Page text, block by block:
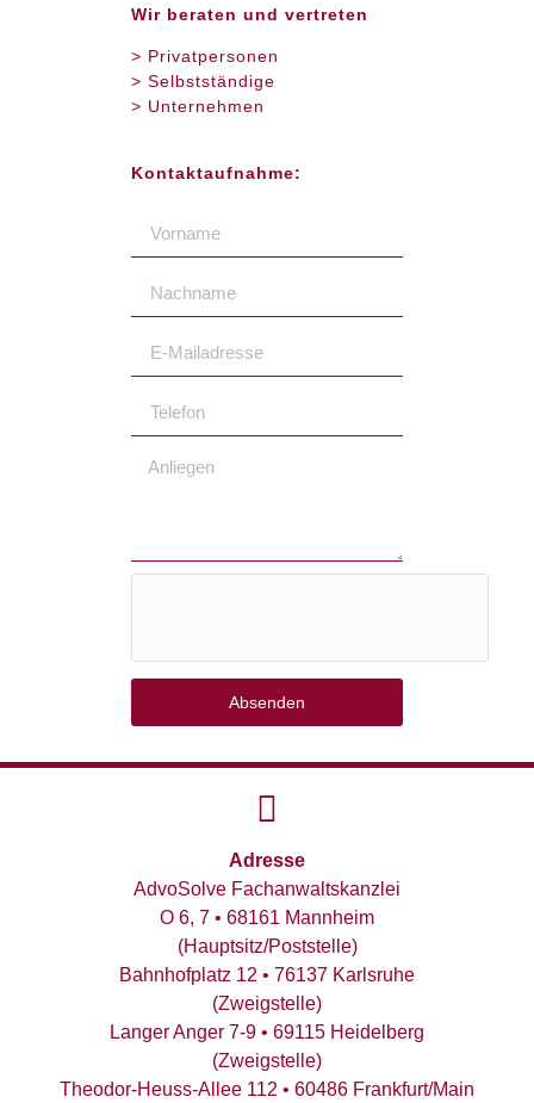
Wir beraten und vertreten
> Privatpersonen
> Selbstständige
> Unternehmen
Kontaktaufnahme:
Absenden
Adresse
AdvoSolve Fachanwaltskanzlei
O 6, 7 • 68161 Mannheim
(Hauptsitz/Poststelle)
Bahnhofplatz 12 • 76137 Karlsruhe
(Zweigstelle)
Langer Anger 7-9 • 69115 Heidelberg
(Zweigstelle)
Theodor-Heuss-Allee 112 • 60486 Frankfurt/Main